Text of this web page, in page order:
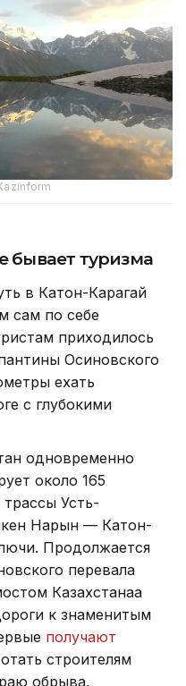
бывает туризма
в Катон-Карагай
сам по себе
приходилось
Осиновского
ехать
с глубокими
одновременно
около 165
Усть-
Нарын — Катон-
Продолжается
перевала
Казахстанаа
к знаменитым
получают
строителям
обрыва,